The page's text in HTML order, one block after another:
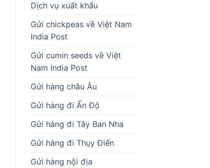
Dịch vụ xuất khẩu
Gửi chickpeas về Việt Nam
India Post
Gửi cumin seeds về Việt
Nam India Post
Gửi hàng châu Âu
Gửi hàng đi Ấn Độ
Gửi hàng đi Tây Ban Nha
Gửi hàng đi Thụy Điển
Gửi hàng nội địa